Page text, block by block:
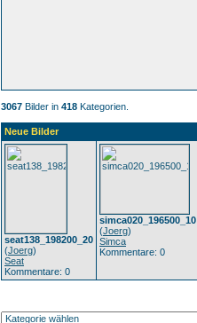
3067 Bilder in 418 Kategorien.
Neue Bilder
seat138_198200_20
(Joerg)
Seat
Kommentare: 0
simca020_196500_10
(Joerg)
Simca
Kommentare: 0